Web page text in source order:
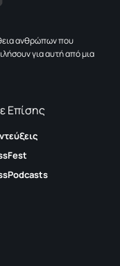
ανθρώπων που
για αυτή από μια
Επίσης